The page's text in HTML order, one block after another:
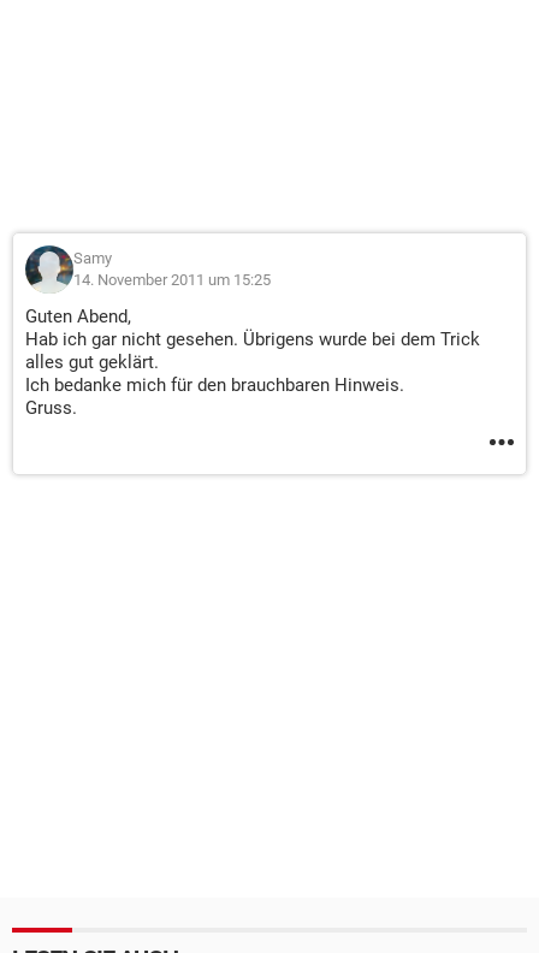
Samy
14. November 2011 um 15:25
Guten Abend,
Hab ich gar nicht gesehen. Übrigens wurde bei dem Trick
alles gut geklärt.
Ich bedanke mich für den brauchbaren Hinweis.
Gruss.